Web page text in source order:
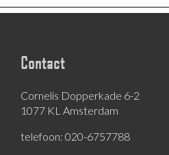
Contact
Cornelis Dopperkade 6-2
1077 KL Amsterdam
telefoon: 020-6757788